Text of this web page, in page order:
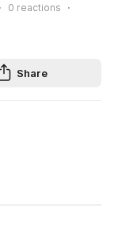
0 reactions
Share